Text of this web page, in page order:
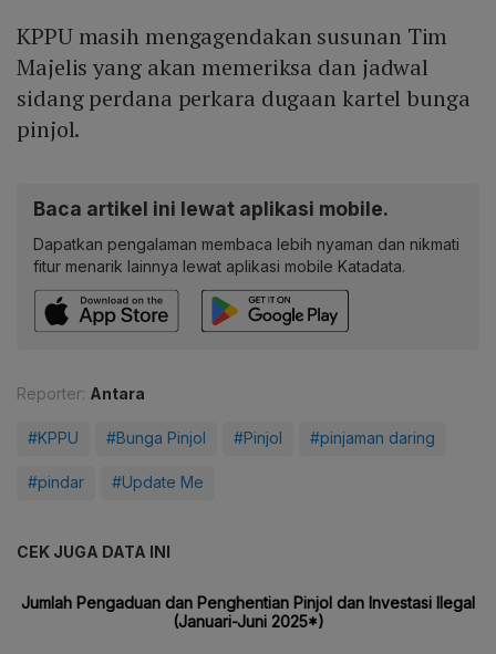
KPPU masih mengagendakan susunan Tim
Majelis yang akan memeriksa dan jadwal
sidang perdana perkara dugaan kartel bunga
pinjol.
Baca artikel ini lewat aplikasi mobile.
Dapatkan pengalaman membaca lebih nyaman dan nikmati
fitur menarik lainnya lewat aplikasi mobile Katadata.
Reporter: Antara
#KPPU #Bunga Pinjol #Pinjol #pinjaman daring
#pindar #Update Me
CEK JUGA DATA INI